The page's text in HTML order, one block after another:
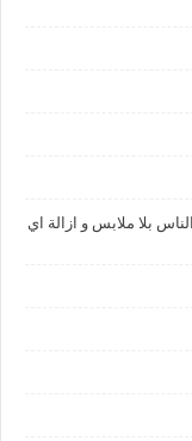
بلا ملابس و ازالة اي